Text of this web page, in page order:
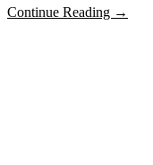
Continue Reading →